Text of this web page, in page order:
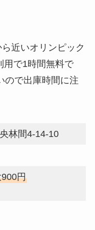
近いオリンピック
用で1時間無料で
ので出庫時間に注
林間4-14-10
円